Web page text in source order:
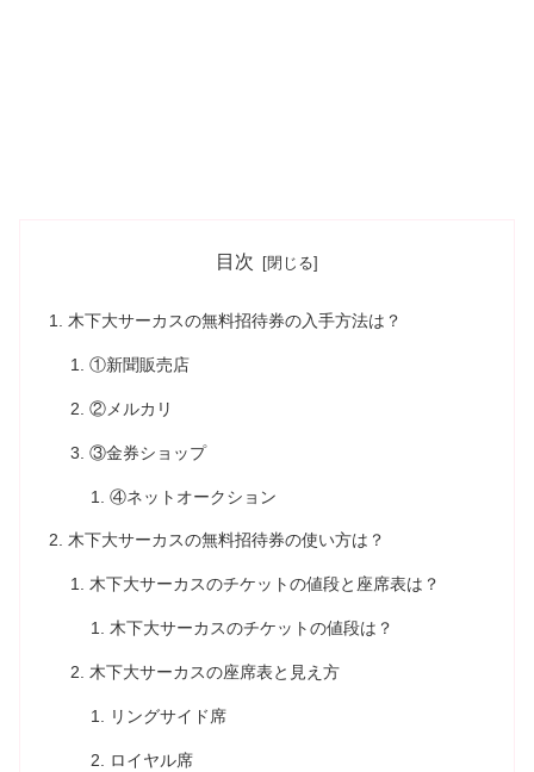
目次
木下大サーカスの無料招待券の入手方法は？
①新聞販売店
②メルカリ
③金券ショップ
④ネットオークション
木下大サーカスの無料招待券の使い方は？
木下大サーカスのチケットの値段と座席表は？
木下大サーカスのチケットの値段は？
木下大サーカスの座席表と見え方
リングサイド席
ロイヤル席